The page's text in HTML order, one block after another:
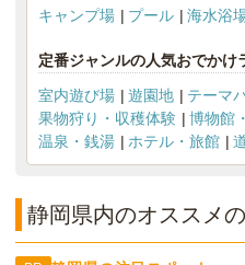
キャンプ場
プール 海水浴
定番ジャンルの人気おでかけ
室内遊び場
遊園地 テーマ
果物狩り・収穫体験
博物館
温泉・銭湯
ホテル・旅館
静岡県内のオススメ